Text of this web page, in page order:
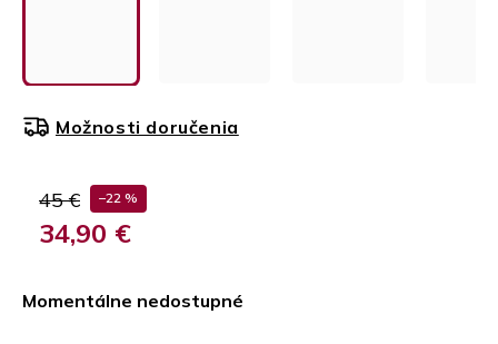
45 € –22 %
34,90 €
Momentálne nedostupné
Možnosti doručenia